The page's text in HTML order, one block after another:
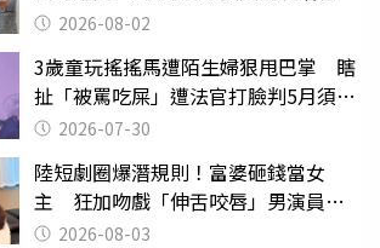
2026-08-02
3歲童玩搖搖馬遭陌生婦狠甩巴掌 瞎
扯「被罵吃屎」遭法官打臉判5月須入
監 2026-07-30
陸短劇圈爆潛規則！富婆砸錢當女
主 狂加吻戲「伸舌咬唇」男演員崩
潰 2026-08-03